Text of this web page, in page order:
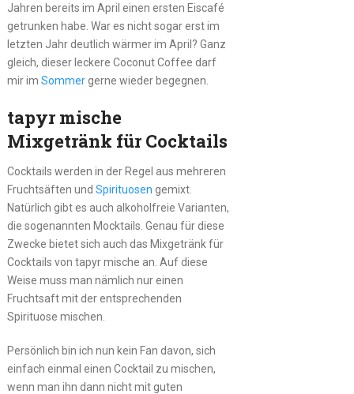
Jahren bereits im April einen ersten Eiscafé
getrunken habe. War es nicht sogar erst im
letzten Jahr deutlich wärmer im April? Ganz
gleich, dieser leckere Coconut Coffee darf
mir im Sommergerne wieder begegnen.
tapyr mische
Mixgetränk für Cocktails
Cocktails werden in der Regel aus mehreren
Fruchtsäften und Spirituosen gemixt.
Natürlich gibt es auch alkoholfreie Varianten,
die sogenannten Mocktails. Genau für diese
Zwecke bietet sich auch das Mixgetränk für
Cocktails von tapyr mische an. Auf diese
Weise muss man nämlich nur einen
Fruchtsaft mit der entsprechenden
Spirituose mischen.
Persönlich bin ich nun kein Fan davon, sich
einfach einmal einen Cocktail zu mischen,
wenn man ihn dann nicht mit guten